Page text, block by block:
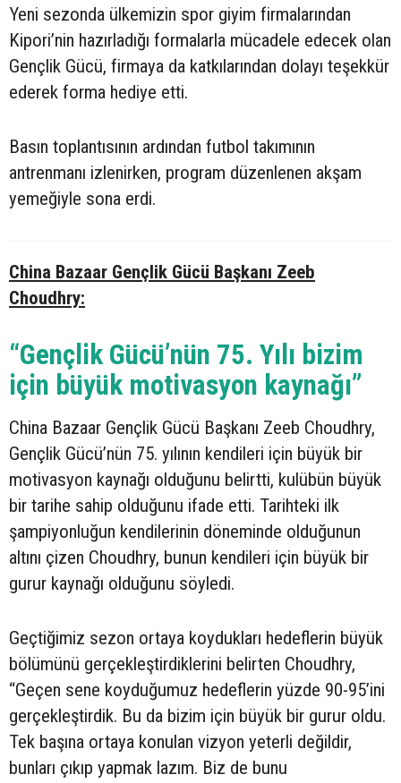
Yeni sezonda ülkemizin spor giyim firmalarından
Kipori’nin hazırladığı formalarla mücadele edecek olan
Gençlik Gücü, firmaya da katkılarından dolayı teşekkür
ederek forma hediye etti.
Basın toplantısının ardından futbol takımının
antrenmanı izlenirken, program düzenlenen akşam
yemeğiyle sona erdi.
China Bazaar Gençlik Gücü Başkanı Zeeb
Choudhry:
“Gençlik Gücü’nün 75. Yılı bizim
için büyük motivasyon kaynağı”
China Bazaar Gençlik Gücü Başkanı Zeeb Choudhry,
Gençlik Gücü’nün 75. yılının kendileri için büyük bir
motivasyon kaynağı olduğunu belirtti, kulübün büyük
bir tarihe sahip olduğunu ifade etti. Tarihteki ilk
şampiyonluğun kendilerinin döneminde olduğunun
altını çizen Choudhry, bunun kendileri için büyük bir
gurur kaynağı olduğunu söyledi.
Geçtiğimiz sezon ortaya koydukları hedeflerin büyük
bölümünü gerçekleştirdiklerini belirten Choudhry,
“Geçen sene koyduğumuz hedeflerin yüzde 90-95’ini
gerçekleştirdik. Bu da bizim için büyük bir gurur oldu.
Tek başına ortaya konulan vizyon yeterli değildir,
bunları çıkıp yapmak lazım. Biz de bunu